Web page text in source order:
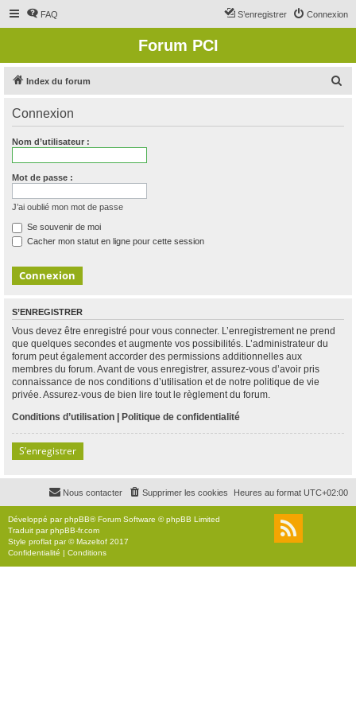
FAQ Connexion
S’enregistrer
Forum PCI
Index du forum
Connexion
Nom d’utilisateur :
Mot de passe :
J’ai oublié mon mot de passe
Se souvenir de moi
Cacher mon statut en ligne pour cette session
S’ENREGISTRER
Vous devez être enregistré pour vous connecter. L’enregistrement ne prend
que quelques secondes et augmente vos possibilités. L’administrateur du
forum peut également accorder des permissions additionnelles aux
membres du forum. Avant de vous enregistrer, assurez-vous d’avoir pris
connaissance de nos conditions d’utilisation et de notre politique de vie
privée. Assurez-vous de bien lire tout le règlement du forum.
Conditions d’utilisation | Politique de confidentialité
S’enregistrer
Heures au format UTC+02:00
Supprimer les cookies
Nous contacter
Développé parphpBB® Forum Software © phpBB Limited
Traduit parphpBB-fr.com
Style proflat par ©Mazeltof 2017
Confidentialité | Conditions